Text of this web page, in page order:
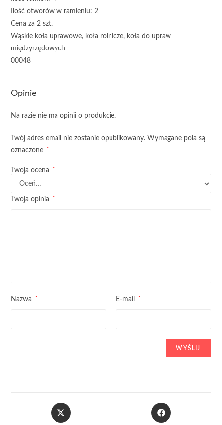
Ilość otworów w ramieniu: 2
Cena za 2 szt.
Wąskie koła uprawowe, koła rolnicze, koła do upraw
międzyrzędowych
00048
Opinie
Na razie nie ma opinii o produkcie.
Twój adres email nie zostanie opublikowany. Wymagane pola są
oznaczone
*
Twoja ocena *
Twoja opinia *
Nazwa * E-mail *
Opens
in
Opens
in